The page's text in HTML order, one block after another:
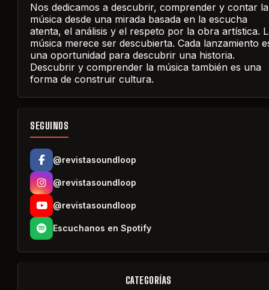
Nos dedicamos a descubrir, comprender y contar la
música desde una mirada basada en la escucha
atenta, el análisis y el respeto por la obra artística.
música merece ser descubierta. Cada lanzamiento
una oportunidad para descubrir una historia.
Descubrir y comprender la música también es una
forma de construir cultura.
SEGUINOS
@revistasoundloop
@revistasoundloop
@revistasoundloop
Escuchanos en Spotify
CATEGORÍAS